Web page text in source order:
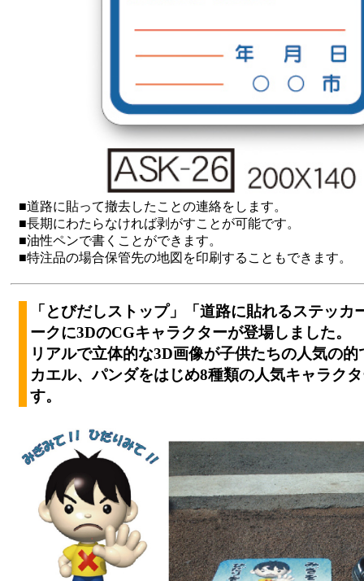
■道路に貼って撤去したことの連絡をします。
■長期にわたらなければ剥がすことが可能です。
■油性ペンで書くことができます。
■特注品の場合保管先の地図を印刷することもできます。
「とびだしストップ」「道路に貼れるステッカ
ークに3DのCGキャラクターが登場しました。
リアルで立体的な3D画像が子供たちの人気の的
カエル、パンダをはじめ8種類の人気キャラク
す。